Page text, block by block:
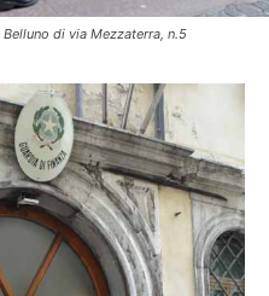
di via Mezzaterra, n.5